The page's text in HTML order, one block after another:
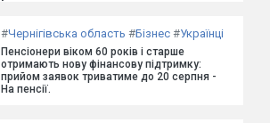
#Чернігівська область #Бізнес #Українці
Пенсіонери віком 60 років і старше
отримають нову фінансову підтримку:
прийом заявок триватиме до 20 серпня -
На пенсії.